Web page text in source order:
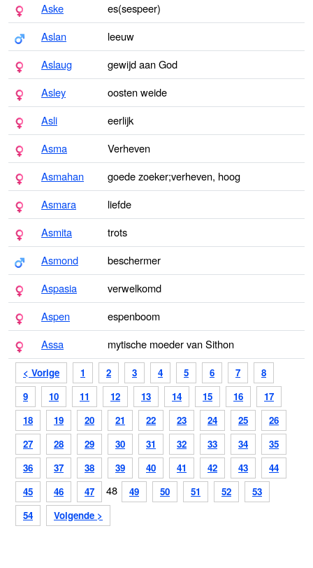
< Vorige 1 2 3 4 5 6 7
8
9
10 11 12 13 14 15 16
17
18
19 20 21 22 23 24 25
26
27
28 29 30 31 32 33 34
35
36
37 38 39 40 41 42 43
44
45
46 47 48 49 50 51 52
53
54
Volgende >
Aske
es(sespeer)
Aslan
leeuw
Aslaug
gewijd aan God
Asley
oosten weide
Asli
eerlijk
Asma
Verheven
Asmahan
goede zoeker;verheven, hoog
Asmara
liefde
Asmita
trots
Asmond
beschermer
Aspasia
verwelkomd
Aspen
espenboom
Assa
mytische moeder van Sithon